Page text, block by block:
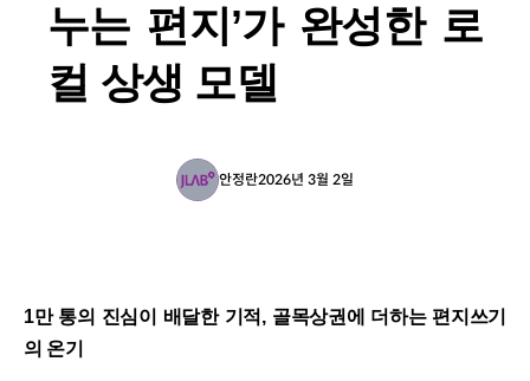
누는 편지’가 완성한 로
컬 상생 모델
안정란2026년 3월 2일
1만 통의 진심이 배달한 기적, 골목상권에 더하는 편지쓰기
의 온기